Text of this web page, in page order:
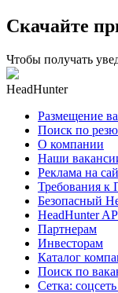
Скачайте
Чтобы получать
HeadHunter
Размещение
Поиск по
О компании
Наши
Реклама на
Требования к
Безопасный
HeadHunter
Партнерам
Инвесторам
Каталог
Поиск по
Сетка: